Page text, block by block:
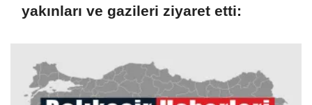
yakınları ve gazileri ziyaret etti: